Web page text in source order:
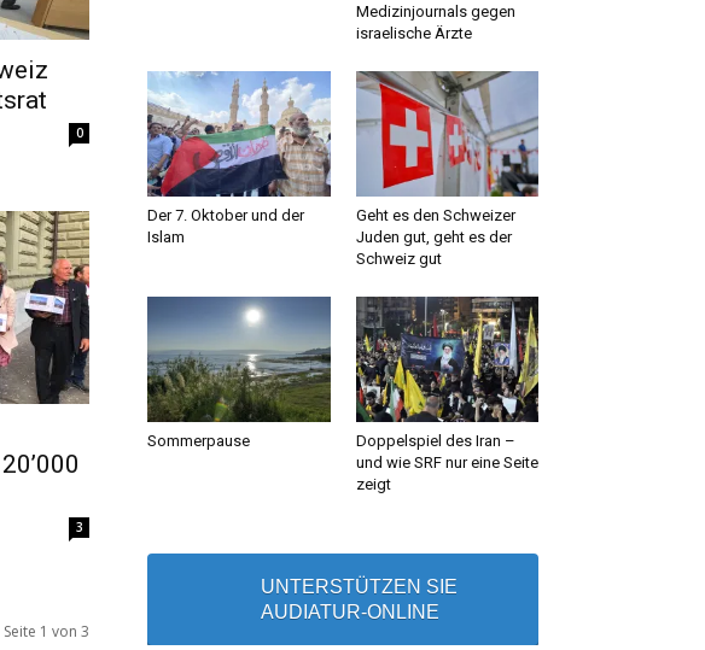
0
3
Seite 1 von 3
Medizinjournals gegen
israelische Ärzte
Der 7. Oktober und der
Islam
Geht es den Schweizer
Juden gut, geht es der
Schweiz gut
Sommerpause
Doppelspiel des Iran –
und wie SRF nur eine Seite
zeigt
UNTERSTÜTZEN SIE
AUDIATUR-ONLINE